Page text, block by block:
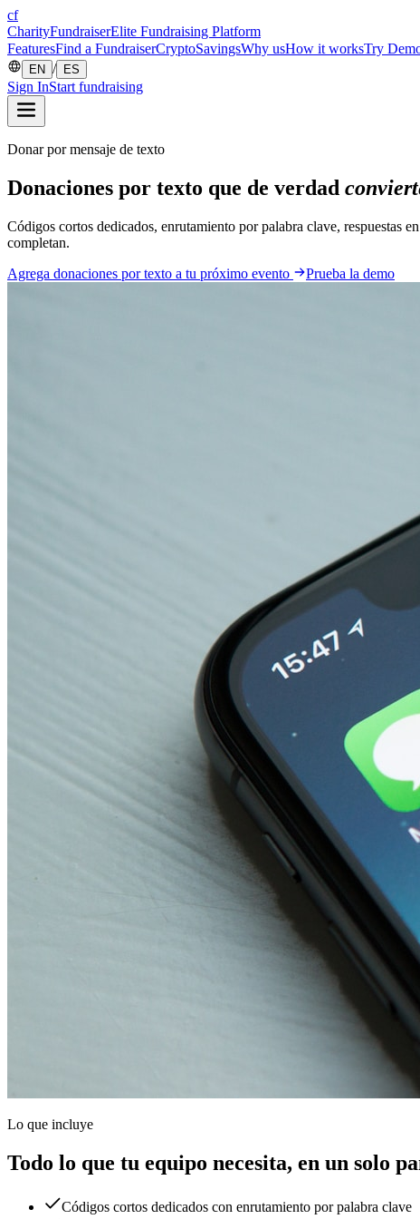
cf
CharityFundraiserElite Fundraising Platform
FeaturesFind a FundraiserCryptoSavingsWhy usHow it worksTry
EN / ES
Sign InStart fundraising
Donar por mensaje de texto
Donaciones por texto que de verdad
Códigos cortos dedicados, enrutamiento por palabra clave, respuestas
completan.
Agrega donaciones por texto a tu próximo evento
Prueba la demo
Lo que incluye
Todo lo que tu equipo necesita, en un solo
Códigos cortos dedicados con enrutamiento por palabra clave